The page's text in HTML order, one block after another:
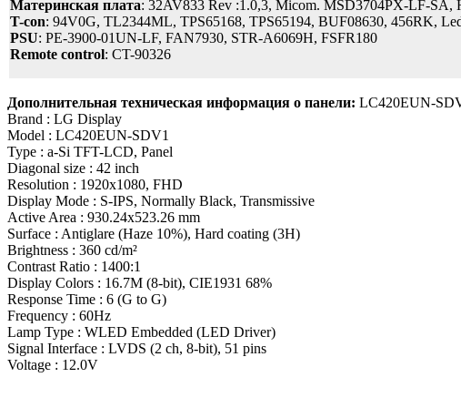
Материнская плата: 32AV833 Rev :1.0,3, Micom. MSD3704PX-LF-
T-con: 94V0G, TL2344ML, TPS65168, TPS65194, BUF08630, 456RK,
PSU: PE-3900-01UN-LF, FAN7930, STR-A6069H, FSFR180
Remote control: CT-90326
Дополнительная техническая информация о панели: LC420EUN-
Brand : LG Display
Model : LC420EUN-SDV1
Type : a-Si TFT-LCD, Panel
Diagonal size : 42 inch
Resolution : 1920x1080, FHD
Display Mode : S-IPS, Normally Black, Transmissive
Active Area : 930.24x523.26 mm
Surface : Antiglare (Haze 10%), Hard coating (3H)
Brightness : 360 cd/m²
Contrast Ratio : 1400:1
Display Colors : 16.7M (8-bit), CIE1931 68%
Response Time : 6 (G to G)
Frequency : 60Hz
Lamp Type : WLED Embedded (LED Driver)
Signal Interface : LVDS (2 ch, 8-bit), 51 pins
Voltage : 12.0V